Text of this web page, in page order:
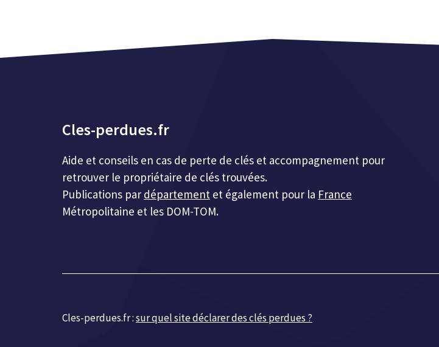
Cles-perdues.fr
Aide et conseils en cas de perte de clés et accompagnement pour
retrouver le propriétaire de clés trouvées.
Publications par département et également pour la France
Métropolitaine et les DOM-TOM.
Cles-perdues.fr :sur quel site déclarer des clés perdues ?